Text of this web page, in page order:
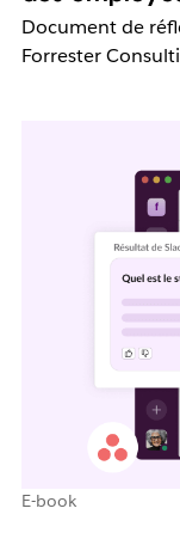
Document de
Forrester
E-book